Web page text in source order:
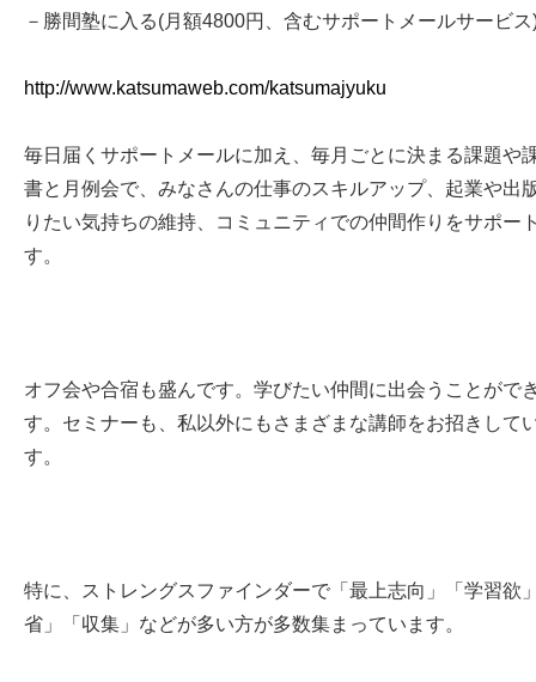
－勝間塾に入る(月額4800円、含むサポートメールサービス
http://www.katsumaweb.com/katsumajyuku
毎日届くサポートメールに加え、毎月ごとに決まる課題や
書と月例会で、みなさんの仕事のスキルアップ、起業や出
りたい気持ちの維持、コミュニティでの仲間作りをサポー
す。
オフ会や合宿も盛んです。学びたい仲間に出会うことがで
す。セミナーも、私以外にもさまざまな講師をお招きして
す。
特に、ストレングスファインダーで「最上志向」「学習欲
省」「収集」などが多い方が多数集まっています。